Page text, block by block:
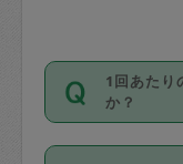
1回あたり
か？
依頼1回